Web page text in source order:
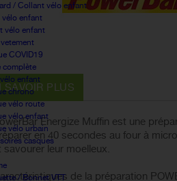
/ Collant vélo enfant
vélo enfant
vélo enfant
COVID19
complète
enfant
chrono
vélo route
vélo enfant
vélo urbain
casques
/ Bonnet VTT
SAVOIR PLUS
Energize Muffin est une
en 40 secondes au four à
savourer leur moelleux.
de la préparation